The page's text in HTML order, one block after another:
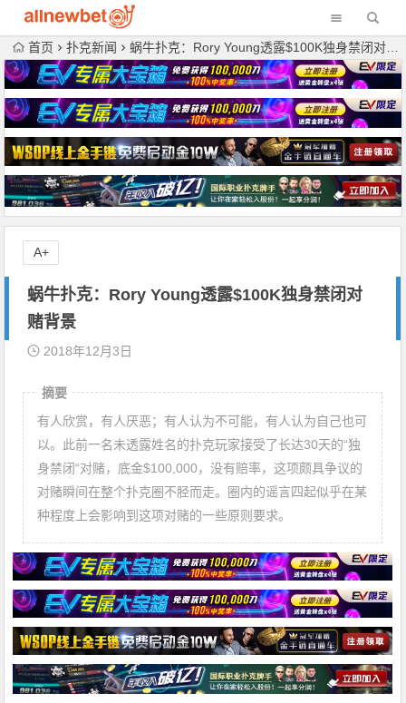
首页 扑克新闻 蜗牛扑克：Rory Young透露$100K独身禁闭对赌背景
蜗牛扑克：Rory Young透露$100K独身禁闭对
赌背景
2018年12月3日
摘要
有人欣赏，有人厌恶；有人认为不可能，有人认为自己也可
以。此前一名未透露姓名的扑克玩家接受了长达30天的“独
身禁闭“对赌，底金$100,000，没有赔率，这项颇具争议的
对赌瞬间在整个扑克圈不胫而走。圈内的谣言四起似乎在某
种程度上会影响到这项对赌的一些原则要求。
A+